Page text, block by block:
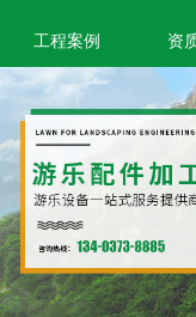
工程案例 资